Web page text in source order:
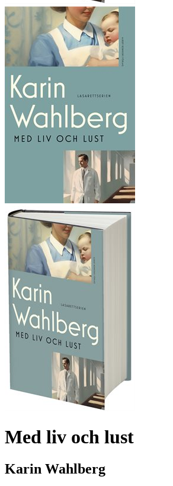
Med liv och lust
Karin Wahlberg